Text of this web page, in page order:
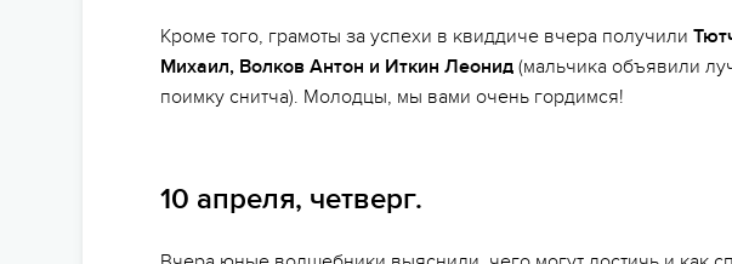
Кроме того, грамоты за успехи в квиддиче вчера получили
Михаил, Волков Антон и Иткин Леонид (мальчика объявили
поимку снитча). Молодцы, мы вами очень гордимся!
10 апреля, четверг.